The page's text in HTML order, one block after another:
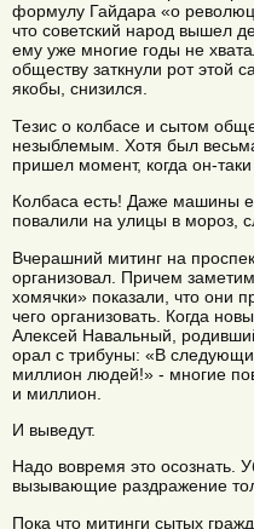
формулу Гайдара «о
что советский народ вышел
ему уже многие годы не
обществу заткнули рот этой
якобы, снизился.
Тезис о колбасе и сытом
незыблемым. Хотя был
пришел момент, когда он-
Колбаса есть! Даже машины
повалили на улицы в мороз,
Вчерашний митинг на
организовал. Причем
хомячки» показали, что они
чего организовать. Когда
Алексей Навальный,
орал с трибуны: «В
миллион людей!» - многие
и миллион.
И выведут.
Надо вовремя это осознать.
вызывающие раздражение
Пока что митинги сытых